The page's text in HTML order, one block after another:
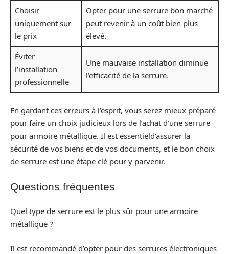
Choisir
uniquement sur
le prix
Opter pour une serrure bon marché
peut revenir à un coût bien plus
élevé.
Éviter
l’installation
professionnelle
Une mauvaise installation diminue
l’efficacité de la serrure.
En gardant ces erreurs à l’esprit, vous serez mieux préparé
pour faire un choix judicieux lors de l’achat d’une serrure
pour armoire métallique. Il est essentield’assurer la
sécurité de vos biens et de vos documents, et le bon choix
de serrure est une étape clé pour y parvenir.
Questions fréquentes
Quel type de serrure est le plus sûr pour une armoire
métallique ?
Il est recommandé d’opter pour des serrures électroniques